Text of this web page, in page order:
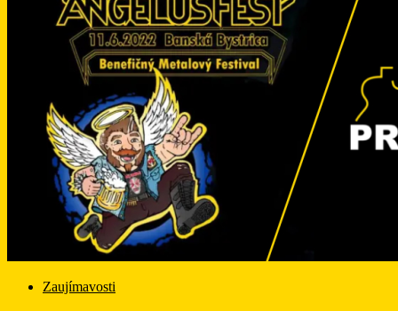
Zaujímavosti